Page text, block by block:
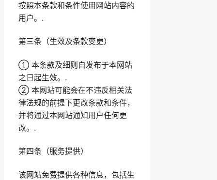
按照本条款和条件使用网站内容的
用户。.
第三条（生效及条款变更）
① 本条款及细则自发布于本网站
之日起生效。.
② 本网站可能会在不违反相关法
律法规的前提下更改条款和条件，
并将通过本网站通知用户任何更
改。.
第四条（服务提供）
该网站免费提供各种信息，包括生